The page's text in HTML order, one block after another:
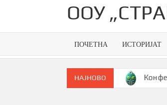
ООУ
ПОЧЕТНА ИСТОРИЈАТ
НАЈНОВОКонференција – Од